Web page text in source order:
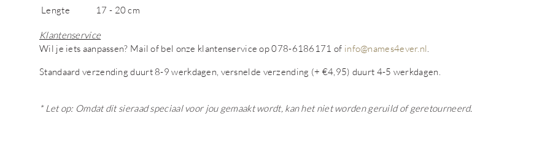
Lengte
17 - 20 cm
Klantenservice
Wil je iets aanpassen? Mail of bel onze klantenservice op 078-6186171 of info@names4ever.nl
Standaard verzending duurt 8-9 werkdagen, versnelde verzending (+ €4,95) duurt 4-5 werkdagen.
* Let op: Omdat dit sieraad speciaal voor jou gemaakt wordt, kan het niet worden geruild of geretourneerd.